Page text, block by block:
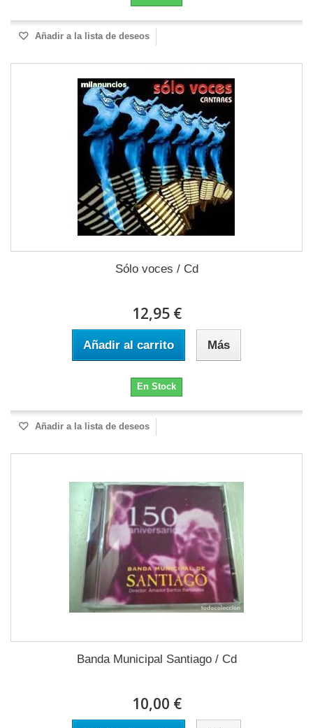
Añadir a la lista de deseos
Sólo voces / Cd
12,95 €
Añadir al carrito Más
En Stock
Añadir a la lista de deseos
Banda Municipal Santiago / Cd
10,00 €